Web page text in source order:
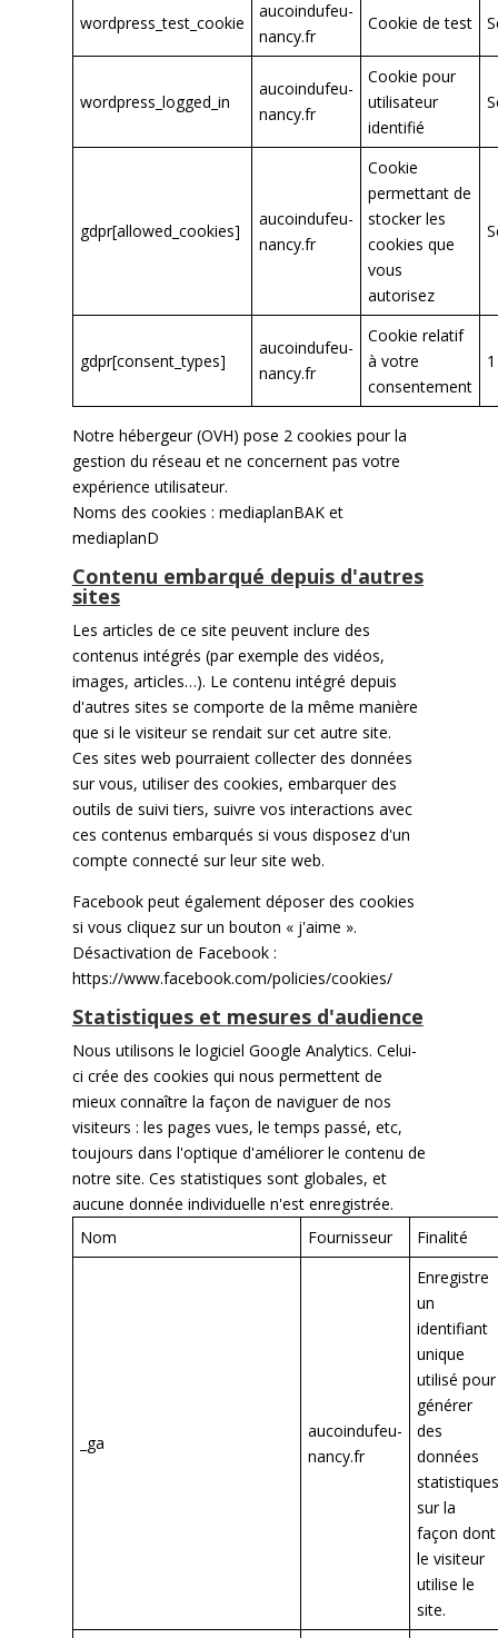
wordpress_test_cookie
aucoindufeu-
nancy.fr
Cookie de test
wordpress_logged_in
aucoindufeu-
nancy.fr
Cookie pour
utilisateur
identifié
gdpr[allowed_cookies]
aucoindufeu-
nancy.fr
Cookie
permettant de
stocker les
cookies que
vous
autorisez
gdpr[consent_types]
aucoindufeu-
nancy.fr
Cookie relatif
à votre
consentement
Notre hébergeur (OVH) pose 2 cookies pour la
gestion du réseau et ne concernent pas votre
expérience utilisateur.
Noms des cookies : mediaplanBAK et
mediaplanD
Contenu embarqué depuis d'autres
sites
Les articles de ce site peuvent inclure des
contenus intégrés (par exemple des vidéos,
images, articles…). Le contenu intégré depuis
d'autres sites se comporte de la même manière
que si le visiteur se rendait sur cet autre site.
Ces sites web pourraient collecter des données
sur vous, utiliser des cookies, embarquer des
outils de suivi tiers, suivre vos interactions avec
ces contenus embarqués si vous disposez d'un
compte connecté sur leur site web.
Facebook peut également déposer des cookies
si vous cliquez sur un bouton « j'aime ».
Désactivation de Facebook :
https://www.facebook.com/policies/cookies/
Statistiques et mesures d'audience
Nous utilisons le logiciel Google Analytics. Celui-
ci crée des cookies qui nous permettent de
mieux connaître la façon de naviguer de nos
visiteurs : les pages vues, le temps passé, etc,
toujours dans l'optique d'améliorer le contenu de
notre site. Ces statistiques sont globales, et
aucune donnée individuelle n'est enregistrée.
Nom
Fournisseur Finalité
_ga
aucoindufeu-
nancy.fr
Enregistre
un
identifiant
unique
utilisé pour
générer
des
données
statistiques
sur la
façon dont
le visiteur
utilise le
site.